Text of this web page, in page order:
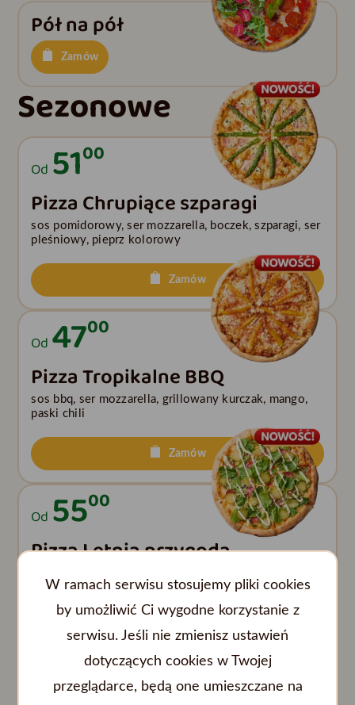
Pół na pół
Zamów
Sezonowe
Od 5100
Pizza Chrupiące szparagi
sos pomidorowy, ser mozzarella, boczek, szparagi, ser
pleśniowy, pieprz kolorowy
Zamów
Od 4700
Pizza Tropikalne BBQ
sos bbq, ser mozzarella, grillowany kurczak, mango,
paski chili
Zamów
Od 5500
Pizza Letnia przygoda
pleśniowy, cebula czerwona, mix młodych listków,
sałatka szwedzka, sos gyros
Zamów
00
W ramach serwisu stosujemy pliki cookies
by umożliwić Ci wygodne korzystanie z
serwisu. Jeśli nie zmienisz ustawień
dotyczących cookies w Twojej
przeglądarce, będą one umieszczane na